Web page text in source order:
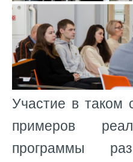
Участие в таком
примеров
программы